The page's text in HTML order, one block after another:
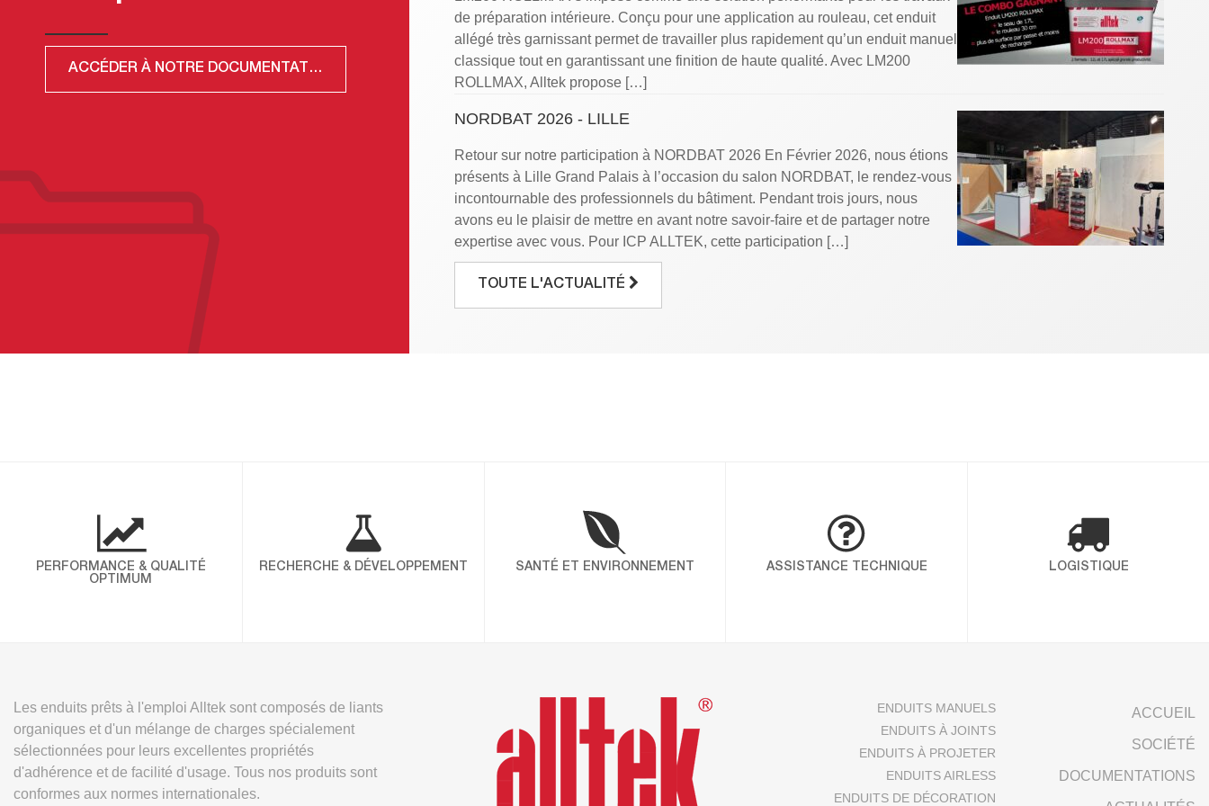
ACCÉDER À NOTRE DOCUMENTATION
de préparation intérieure. Conçu pour une application au rouleau, cet enduit
allégé très garnissant permet de travailler plus rapidement qu’un enduit manuel
classique tout en garantissant une finition de haute qualité. Avec LM200
ROLLMAX, Alltek propose […]
NORDBAT 2026 - LILLE
Retour sur notre participation à NORDBAT 2026 En Février 2026, nous étions
présents à Lille Grand Palais à l’occasion du salon NORDBAT, le rendez-vous
incontournable des professionnels du bâtiment. Pendant trois jours, nous
avons eu le plaisir de mettre en avant notre savoir-faire et de partager notre
expertise avec vous. Pour ICP ALLTEK, cette participation […]
DÉCOUVREZ LES RÉSULTATS DE NOTRE ENQUÊTE NPS !
pour les professionnels du bâtiment. Apprécié pour sa régularité, sa souplesse d’application et
la qualité de sa finition, il est devenu un produit de confiance sur les chantiers les plus
exigeants. À l’occasion de son quinzième anniversaire, Alltek met en avant une […]
faites le choix d’un partenaire engagé qui place la santé et l’environnement au
coeur de ses préoccupations. Certification ISO 9001 Définit les exigences […]
TOUTE L'ACTUALITÉ
PERFORMANCE & QUALITÉ
OPTIMUM
RECHERCHE & DÉVELOPPEMENT SANTÉ ET ENVIRONNEMENT ASSISTANCE TECHNIQUE LOGISTIQUE
Les enduits prêts à l'emploi Alltek sont composés de liants
organiques et d'un mélange de charges spécialement
sélectionnées pour leurs excellentes propriétés
d'adhérence et de facilité d'usage. Tous nos produits sont
conformes aux normes internationales.
ENDUITS MANUELS
ENDUITS À JOINTS
ENDUITS À PROJETER
ENDUITS AIRLESS
ENDUITS DE DÉCORATION
ACCUEIL
SOCIÉTÉ
DOCUMENTATIONS